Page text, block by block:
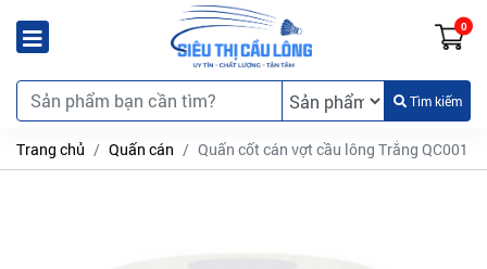
0
Tìm kiếm
Trang chủ Quấn cán Quấn cốt cán vợt cầu lông Trắng QC001